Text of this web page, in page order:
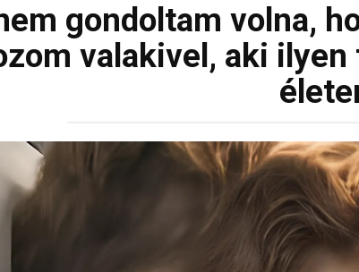
gondoltam volna,
valakivel, aki